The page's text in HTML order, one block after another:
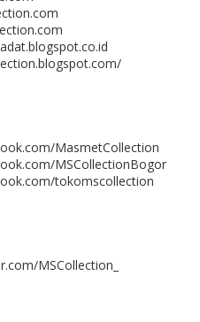
MasmetCollection
MSCollectionBogor
tokomscollection
MSCollection_